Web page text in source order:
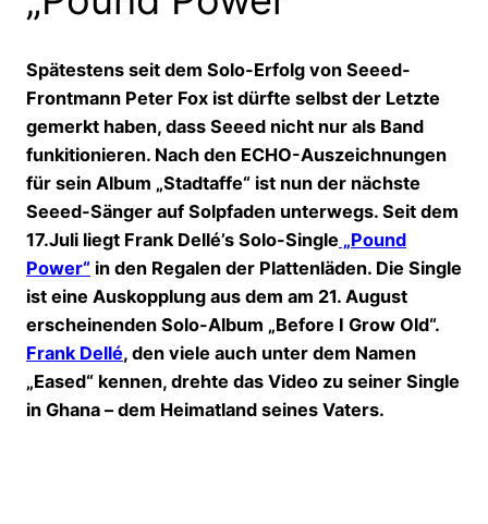
Spätestens seit dem Solo-Erfolg von Seeed-
Frontmann Peter Fox ist dürfte selbst der Letzte
gemerkt haben, dass Seeed nicht nur als Band
funkitionieren. Nach den ECHO-Auszeichnungen
für sein Album „Stadtaffe“ ist nun der nächste
Seeed-Sänger auf Solpfaden unterwegs. Seit dem
17.Juli liegt Frank Dellé’s Solo-Single „Pound
Power“ in den Regalen der Plattenläden. Die Single
ist eine Auskopplung aus dem am 21. August
erscheinenden Solo-Album „Before I Grow Old“.
Frank Dellé, den viele auch unter dem Namen
„Eased“ kennen, drehte das Video zu seiner Single
in Ghana – dem Heimatland seines Vaters.